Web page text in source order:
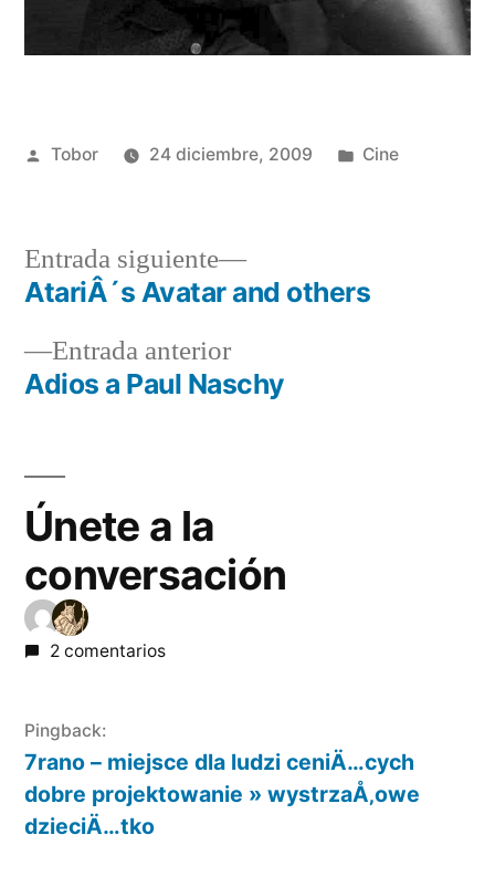
Publicado
Tobor 24 diciembre, 2009
Publicado
Cine
Navegación
deEntrada anteriorEntrada
anterior:
Adios a Paul Naschy
Entrada siguiente
Entrada
siguiente:
AtariÂ´s Avatar and others
Únete a la
conversación
2 comentarios
Pingback:
7rano – miejsce dla ludzi ceniÄ…cych
dobre projektowanie » wystrzaÅ‚owe
dzieciÄ…tko